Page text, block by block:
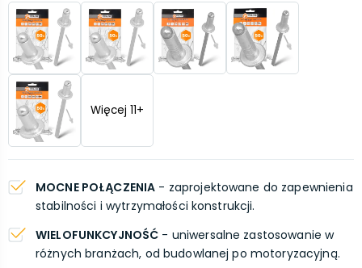
Więcej 11+
MOCNE POŁĄCZENIA - zaprojektowane do zapewnienia
stabilności i wytrzymałości konstrukcji.
WIELOFUNKCYJNOŚĆ - uniwersalne zastosowanie w
różnych branżach, od budowlanej po motoryzacyjną.